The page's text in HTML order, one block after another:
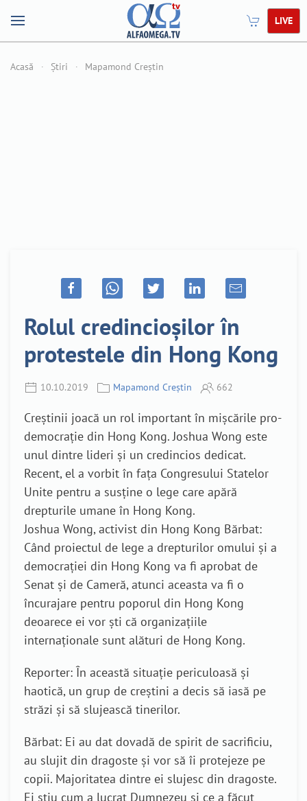
LIVE
Acasă Știri Mapamond Creștin
Rolul credincioșilor în
protestele din Hong Kong
10.10.2019 Mapamond Creștin 662
Creștinii joacă un rol important în mișcările pro-
democrație din Hong Kong. Joshua Wong este
unul dintre lideri și un credincios dedicat.
Recent, el a vorbit în fața Congresului Statelor
Unite pentru a susține o lege care apără
drepturile umane în Hong Kong.
Joshua Wong, activist din Hong Kong Bărbat:
Când proiectul de lege a drepturilor omului și a
democrației din Hong Kong va fi aprobat de
Senat și de Cameră, atunci aceasta va fi o
încurajare pentru poporul din Hong Kong
deoarece ei vor ști că organizațiile
internaționale sunt alături de Hong Kong.
Reporter: În această situație periculoasă și
haotică, un grup de creștini a decis să iasă pe
străzi și să slujească tinerilor.
Bărbat: Ei au dat dovadă de spirit de sacrificiu,
au slujit din dragoste și vor să îi protejeze pe
copii. Majoritatea dintre ei slujesc din dragoste.
Ei știu cum a lucrat Dumnezeu și ce a făcut